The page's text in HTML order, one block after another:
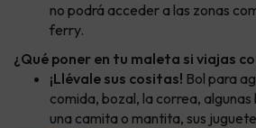
no podrá acceder a las zonas
ferry.
¿Qué poner en tu maleta si viajas
¡Llévale sus cositas! Bol para
comida, bozal, la correa, algunas
una camita o mantita, sus